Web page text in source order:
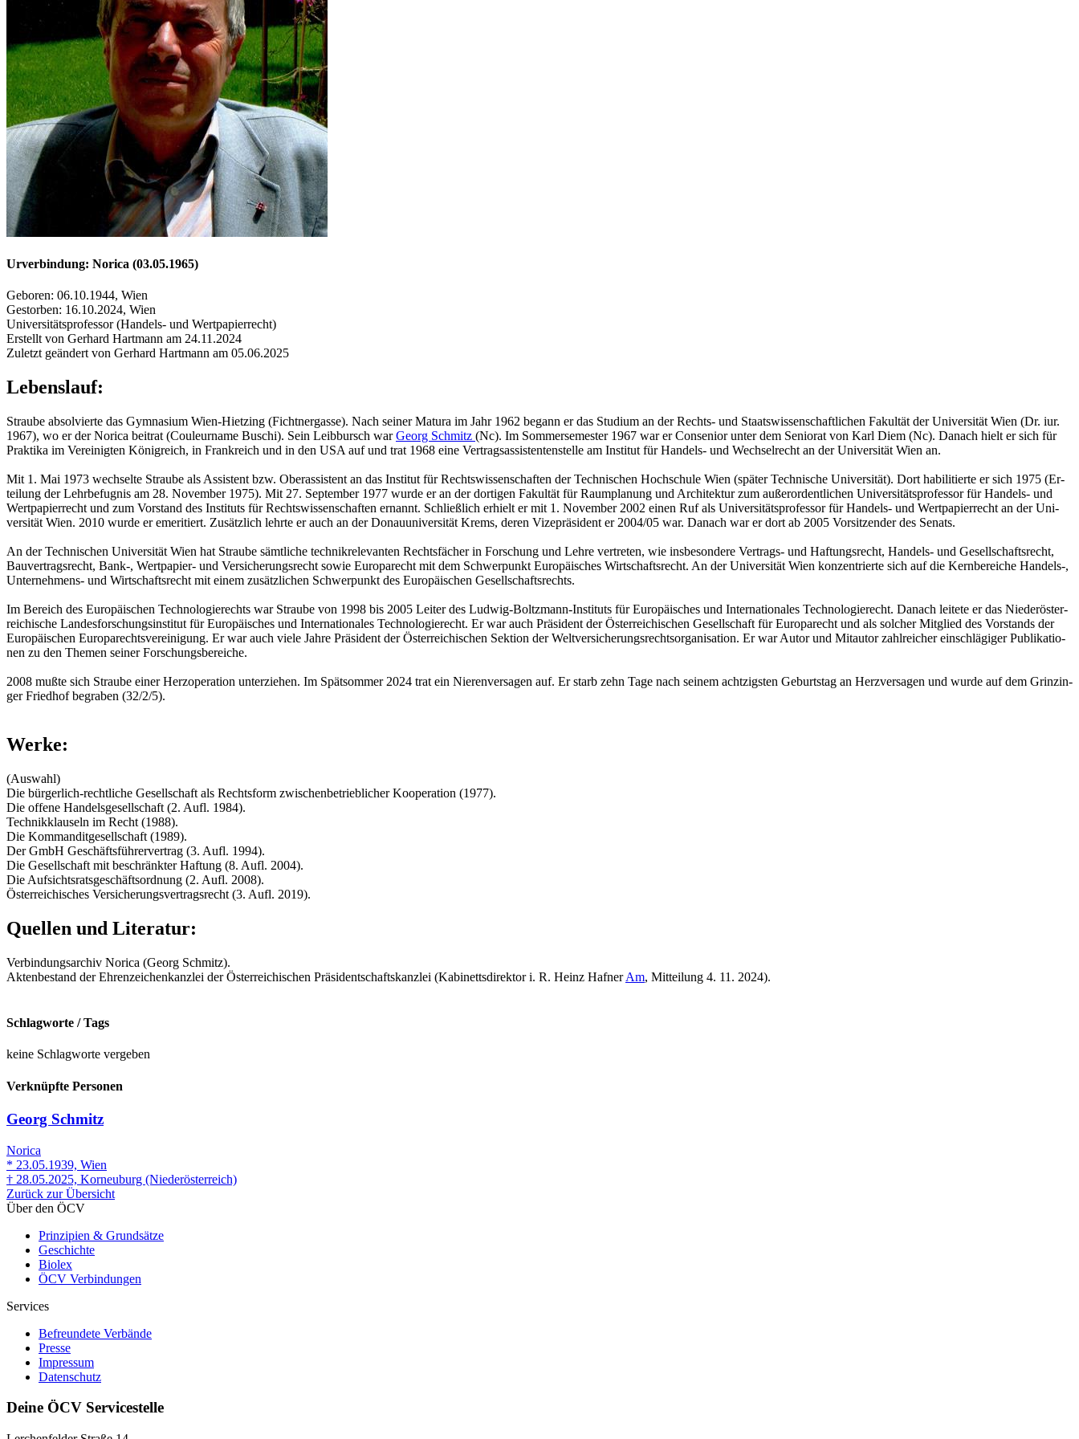
Urverbindung: Norica (03.05.1965)
Geboren: 06.10.1944, Wien
Gestorben: 16.10.2024, Wien
Universitätsprofessor (Handels- und Wertpapierrecht)
Erstellt von Gerhard Hartmann am 24.11.2024
Zuletzt geändert von Gerhard Hartmann am 05.06.2025
Lebenslauf:
Strau­be ab­sol­vier­te das Gym­na­si­um Wien-Hiet­zing (Ficht­ner­gas­se). Nach sei­ner Ma­tu­ra im Jahr 1962 be­gann er das Stu­di­um an der Rechts- und Staats­wis­sen­schaft­li­chen Fa­kul­tät der Uni­ver­si­tät Wien (Dr. iur.
1967), wo er der No­ri­ca bei­trat (Cou­leur­na­me Bu­schi). Sein Leib­bursch warGeorg Schmitz (Nc). Im Som­mer­se­mes­ter 1967 war er Con­se­ni­or unter dem Se­ni­o­rat von Karl Diem (Nc). Da­nach hielt er sich für
Prak­ti­ka im Ver­ei­nig­ten Kö­nig­reich, in Frank­reich und in den USA auf und trat 1968 eine Ver­trags­as­sis­ten­ten­stel­le am In­sti­tut für Han­dels- und Wech­sel­recht an der Uni­ver­si­tät Wien an.
Mit 1. Mai 1973 wech­sel­te Strau­be als As­sis­tent bzw. Ober­as­sis­tent an das In­sti­tut für Rechts­wis­sen­schaf­ten der Tech­ni­schen Hoch­schu­le Wien (spä­ter Tech­ni­sche Uni­ver­si­tät). Dort ha­bi­li­tier­te er sich 1975 (Er­
tei­lung der Lehr­be­fug­nis am 28. No­vem­ber 1975). Mit 27. Sep­tem­ber 1977 wurde er an der dor­ti­gen Fa­kul­tät für Raum­pla­nung und Ar­chi­tek­tur zum au­ßer­or­dent­li­chen Uni­ver­si­täts­pro­fes­sor für Han­dels- und
Wert­pa­pier­recht und zum Vor­stand des In­sti­tuts für Rechts­wis­sen­schaf­ten er­nannt. Schlie­ß­lich er­hielt er mit 1. No­vem­ber 2002 einen Ruf als Uni­ver­si­täts­pro­fes­sor für Han­dels- und Wert­pa­pier­recht an der Uni­
ver­si­tät Wien. 2010 wurde er eme­ri­tiert. Zu­sätz­lich lehr­te er auch an der Do­nau­uni­ver­si­tät Krems, deren Vi­ze­prä­si­dent er 2004/05 war. Da­nach war er dort ab 2005 Vor­sit­zen­der des Se­nats.
An der Tech­ni­schen Uni­ver­si­tät Wien hat Strau­be sämt­li­che tech­nikre­le­van­ten Rechts­fä­cher in For­schung und Lehre ver­tre­ten, wie ins­be­son­de­re Ver­trags- und Haf­tungs­recht, Han­dels- und Ge­sell­schafts­recht,
Bau­ver­trags­recht, Bank-, Wert­pa­pier- und Ver­si­che­rungs­recht sowie Eu­ro­pa­recht mit dem Schwer­punkt Eu­ro­päi­sches Wirt­schafts­recht. An der Uni­ver­si­tät Wien kon­zen­trier­te sich auf die Kern­be­rei­che Han­dels-,
Un­ter­neh­mens- und Wirt­schafts­recht mit einem zu­sätz­li­chen Schwer­punkt des Eu­ro­päi­schen Ge­sell­schafts­rechts.
Im Be­reich des Eu­ro­päi­schen Tech­no­lo­gie­rechts war Strau­be von 1998 bis 2005 Lei­ter des Lud­wig-Boltz­mann-In­sti­tuts für Eu­ro­päi­sches und In­ter­na­tio­na­les Tech­no­lo­gie­recht. Da­nach lei­te­te er das Nie­der­ös­ter­
rei­chi­sche Lan­des­for­schungs­in­sti­tut für Eu­ro­päi­sches und In­ter­na­tio­na­les Tech­no­lo­gie­recht. Er war auch Prä­si­dent der Ös­ter­rei­chi­schen Ge­sell­schaft für Eu­ro­pa­recht und als sol­cher Mit­glied des Vor­stands der
Eu­ro­päi­schen Eu­ro­pa­rechts­ver­ei­ni­gung. Er war auch viele Jahre Prä­si­dent der Ös­ter­rei­chi­schen Sek­ti­on der Welt­ver­si­che­rungs­rechts­or­ga­ni­sa­ti­on. Er war Autor und Mit­au­tor zahl­rei­cher ein­schlä­gi­ger Pu­bli­ka­tio­
nen zu den The­men sei­ner For­schungs­be­rei­che.
2008 mußte sich Strau­be einer Herz­ope­ra­ti­on un­ter­zie­hen. Im Spät­som­mer 2024 trat ein Nie­ren­ver­sa­gen auf. Er starb zehn Tage nach sei­nem acht­zigs­ten Ge­burts­tag an Herz­ver­sa­gen und wurde auf dem Grin­zin­
ger Fried­hof be­gra­ben (32/2/5).
Werke:
(Auswahl)
Die bürgerlich-rechtliche Gesellschaft als Rechtsform zwischenbetrieblicher Kooperation (1977).
Die offene Handelsgesellschaft (2. Aufl. 1984).
Technikklauseln im Recht (1988).
Die Kommanditgesellschaft (1989).
Der GmbH Geschäftsführervertrag (3. Aufl. 1994).
Die Gesellschaft mit beschränkter Haftung (8. Aufl. 2004).
Die Aufsichtsratsgeschäftsordnung (2. Aufl. 2008).
Österreichisches Versicherungsvertragsrecht (3. Aufl. 2019).
Quellen und Literatur:
Verbindungsarchiv Norica (Georg Schmitz).
Aktenbestand der Ehrenzeichenkanzlei der Österreichischen Präsidentschaftskanzlei (Kabinettsdirektor i. R. Heinz HafnerAm, Mitteilung 4. 11. 2024).
Schlagworte / Tags
keine Schlagworte vergeben
Verknüpfte Personen
Georg Schmitz
Norica
* 23.05.1939, Wien
† 28.05.2025, Korneuburg (Niederösterreich)
Zurück zur Übersicht
Über den ÖCV
Prinzipien & Grundsätze
Geschichte
Biolex
ÖCV Verbindungen
Services
Befreundete Verbände
Presse
Impressum
Datenschutz
Deine ÖCV Servicestelle